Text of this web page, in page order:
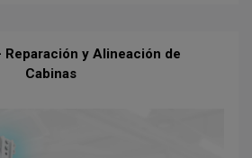
Reparación y Alineación de
Cabinas